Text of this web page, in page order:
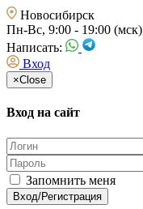
Новосибирск
Пн-Вс, 9:00 - 19:00 (мск)
Написать:
Вход
×Close
Вход на сайт
Запомнить меня